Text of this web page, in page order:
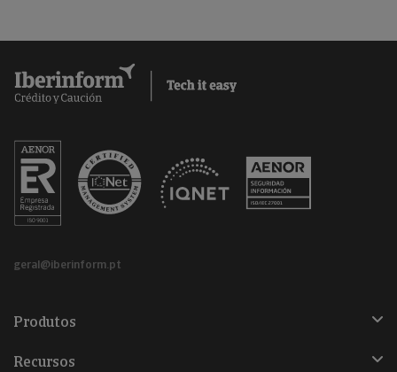
geral@iberinform.pt
Produtos
Recursos